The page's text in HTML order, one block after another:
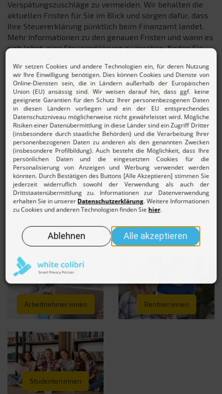
Verspätungszuschläge zu vermeiden. Wir behalten die
aktuellen Fristen für Sie im Blick und sorgen dafür, dass
Ihre Steuererklärung pünktlich beim Finanzamt landet.
Mehr Informationen zu den genauen Fristen und wann es
sich lohnt, eine Steuererklärung zu machen, finden Sie
Mehr zu den Fristen erfahren
STEUERERKLÄRUNG PERFEKT
AUF SIE ABGESTIMMT
Ganz gleich, ob Sie am Anfang Ihrer Karriere stehen,
studieren, im Ruhestand sind oder eine Familie haben –
Sorgfalt und persönlicher Beratung.
Arbeitnehmer:innen Rentner:innen
Studenten:innen